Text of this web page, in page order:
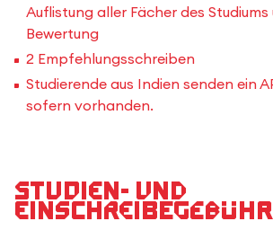
Auflistung aller Fächer des
Bewertung
2 Empfehlungsschreiben
Studierende aus Indien senden ein
sofern vorhanden.
Studien- und